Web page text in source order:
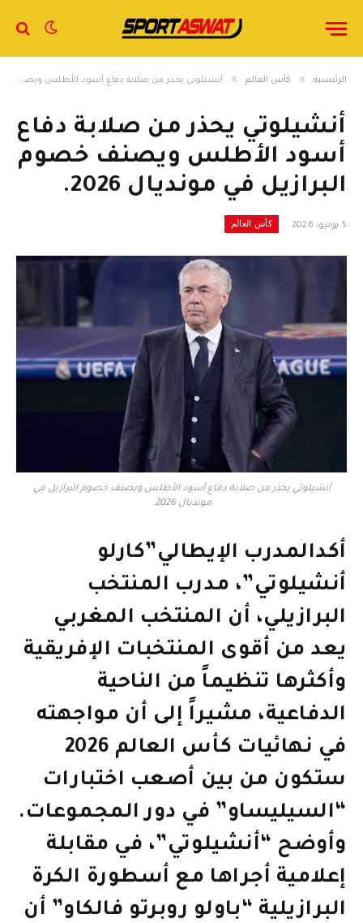
الرئيسية » كأس العالم » أنشيلوتي يحذر من صلابة دفاع أسود الأطلس ويصنف خصوم البرازيل في مونديال 2026.
أنشيلوتي يحذر من صلابة دفاع
أسود الأطلس ويصنف خصوم
البرازيل في مونديال 2026.
5 يونيو، 2026 كأس العالم
أنشيلوتي يحذر من صلابة دفاع أسود الأطلس ويصنف خصوم البرازيل في
مونديال 2026.
أكدالمدرب الإيطالي”كارلو
أنشيلوتي”، مدرب المنتخب
البرازيلي، أن المنتخب المغربي
يعد من أقوى المنتخبات الإفريقية
وأكثرها تنظيماً من الناحية
الدفاعية، مشيراً إلى أن مواجهته
في نهائيات كأس العالم 2026
ستكون من بين أصعب اختبارات
“السيليساو” في دور المجموعات.
وأوضح “أنشيلوتي”، في مقابلة
إعلامية أجراها مع أسطورة الكرة
البرازيلية “باولو روبرتو فالكاو” أن